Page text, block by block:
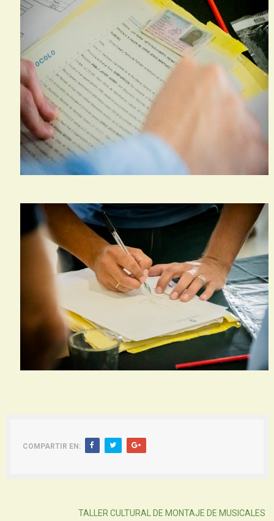
COMPARTIR EN:
TALLER CULTURAL DE MONTAJE DE MUSICALES